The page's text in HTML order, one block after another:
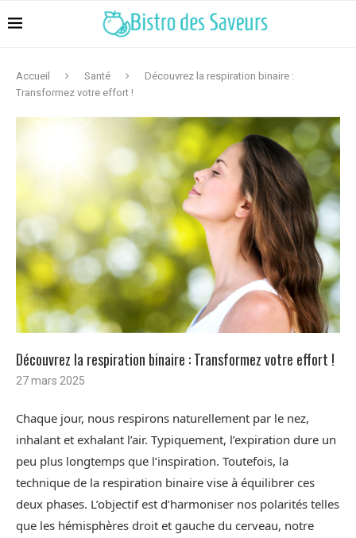
Accueil Santé
Découvrez la respiration binaire :
Transformez votre effort !
Découvrez la respiration binaire : Transformez votre effort !
27 mars 2025
Chaque jour, nous respirons naturellement par le nez,
inhalant et exhalant l’air. Typiquement, l’expiration dure un
peu plus longtemps que l’inspiration. Toutefois, la
technique de la respiration binaire vise à équilibrer ces
deux phases. L’objectif est d’harmoniser nos polarités telles
que les hémisphères droit et gauche du cerveau, notre